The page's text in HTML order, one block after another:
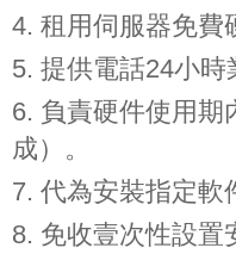
租用伺服器免費
提供電話24小時
負責硬件使用期
成）。
代為安裝指定軟
免收壹次性設置